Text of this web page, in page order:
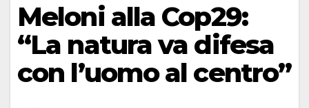
Meloni alla Cop29:
“La natura va difesa
con l’uomo al centro”